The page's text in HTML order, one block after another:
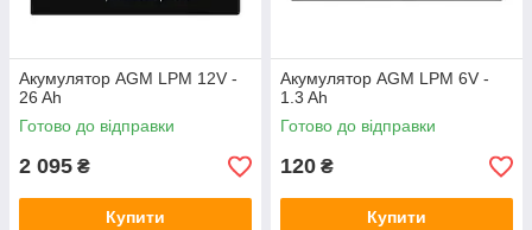
Акумулятор AGM LPM 12V -
26 Ah
Готово до відправки
2 095 ₴
Купити
Акумулятор AGM LPM 6V -
1.3 Ah
Готово до відправки
120 ₴
Купити